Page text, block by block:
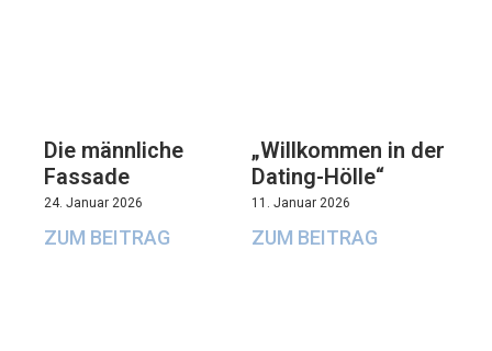
Die männliche
Fassade
24. Januar 2026
ZUM BEITRAG
„Willkommen in der
Dating-Hölle“
11. Januar 2026
ZUM BEITRAG